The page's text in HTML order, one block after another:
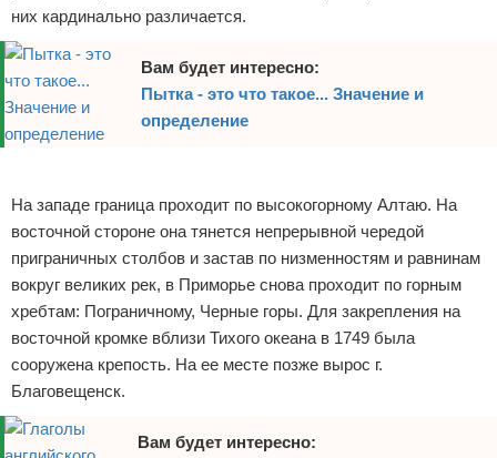
них кардинально различается.
Вам будет интересно:
Пытка - это что такое... Значение и
определение
На западе граница проходит по высокогорному Алтаю. На
восточной стороне она тянется непрерывной чередой
приграничных столбов и застав по низменностям и равнинам
вокруг великих рек, в Приморье снова проходит по горным
хребтам: Пограничному, Черные горы. Для закрепления на
восточной кромке вблизи Тихого океана в 1749 была
сооружена крепость. На ее месте позже вырос г.
Благовещенск.
Вам будет интересно: